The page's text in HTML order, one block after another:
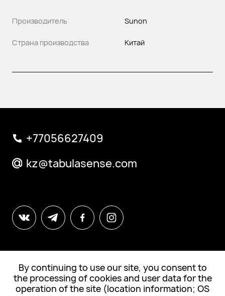
Производитель Sunon
Страна производства Китай
+77056627409
kz@tabulasense.com
© All Rights Reserved. Tabula Sense
By continuing to use our site, you consent to
the processing of cookies and user data for the
operation of the site (location information; OS